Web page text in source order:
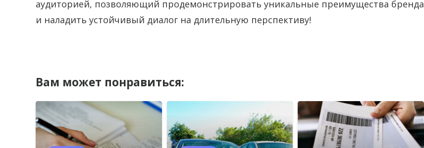
аудиторией, позволяющий продемонстрировать уникальные преимущества бренда
и наладить устойчивый диалог на длительную перспективу!
Вам может понравиться: